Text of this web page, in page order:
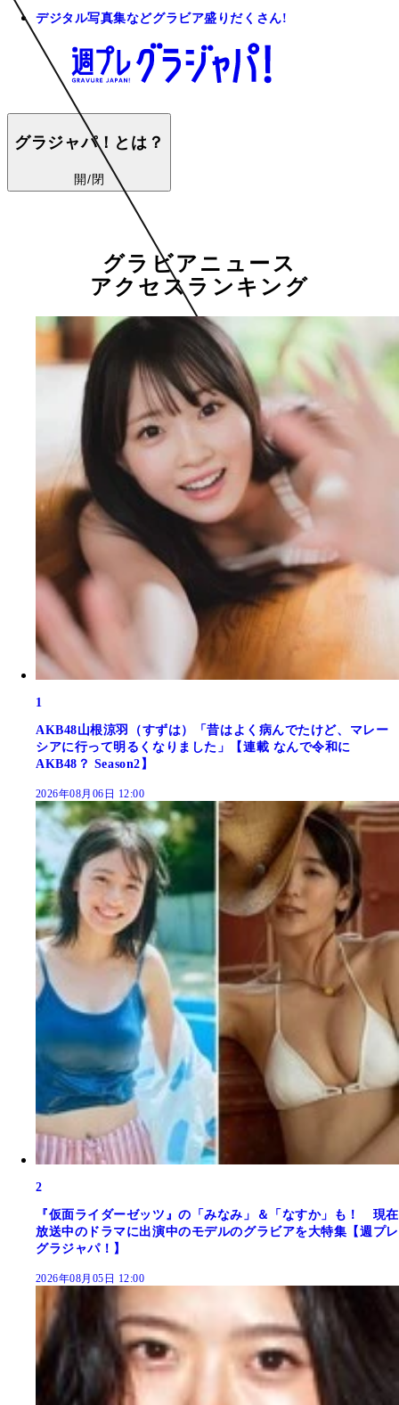
デジタル写真集などグラビア盛りだくさん!
グラジャパ！とは？
開/閉
グラビアニュース
アクセスランキング
1
AKB48山根涼羽（すずは）「昔はよく病んでたけど、マレー
シアに行って明るくなりました」【連載 なんで令和に
AKB48？ Season2】
2026年08月06日 12:00
2
『仮面ライダーゼッツ』の「みなみ」＆「なすか」も！ 現在
放送中のドラマに出演中のモデルのグラビアを大特集【週プレ
グラジャパ！】
2026年08月05日 12:00